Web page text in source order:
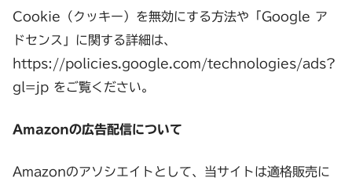
Cookie（クッキー）を無効にする方法や「Google ア
ドセンス」に関する詳細は、
https://policies.google.com/technologies/ads?
gl=jp をご覧ください。
Amazonの広告配信について
Amazonのアソシエイトとして、当サイトは適格販売に